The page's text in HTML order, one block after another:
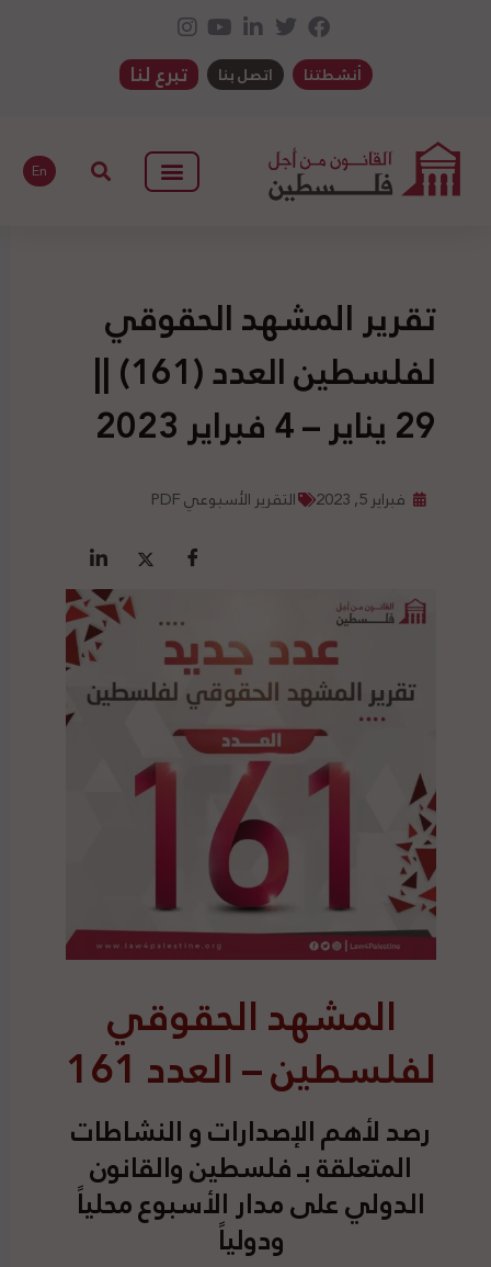
أنشطتنا اتصل بنا تبرع لنا
En
تقرير المشهد الحقوقي
لفلسطين العدد (161) ||
29 يناير – 4 فبراير 2023
فبراير 5, 2023 التقرير الأسبوعي PDF
المشهد الحقوقي
لفلسطين – العدد 161
رصدلأهم الإصدارات و النشاطات
المتعلقة بـ فلسطين والقانون
الدولي على مدار الأسبوع محلياً
ودولياً